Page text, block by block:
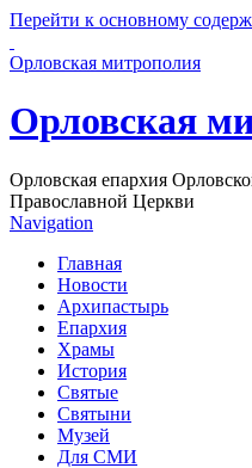
Перейти к основному
Орловская митрополия
Орловская
Орловская епархия
Православной Церкви
Navigation
Главная
Новости
Архипастырь
Епархия
Храмы
История
Святые
Святыни
Музей
Для СМИ